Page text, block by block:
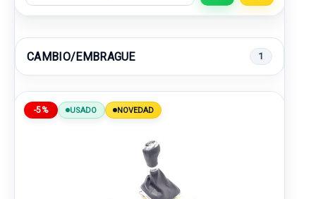
CAMBIO/EMBRAGUE 1
-5% USADO NOVEDAD